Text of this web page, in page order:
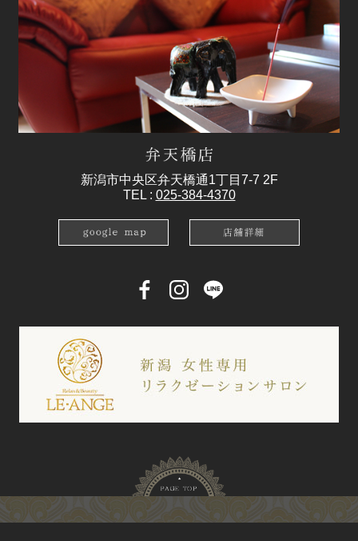
新潟市中央区弁天橋通1丁目7-7 2F
TEL : 025-384-4370